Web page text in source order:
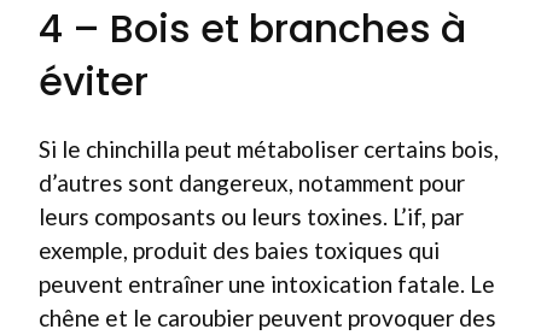
4 – Bois et branches à
éviter
Si le chinchilla peut métaboliser certains bois,
d’autres sont dangereux, notamment pour
leurs composants ou leurs toxines. L’if, par
exemple, produit des baies toxiques qui
peuvent entraîner une intoxication fatale. Le
chêne et le caroubier peuvent provoquer des